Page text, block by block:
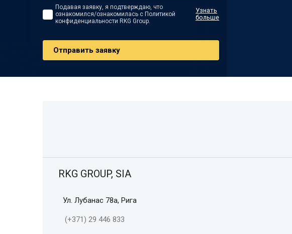
Подавая заявку, я подтверждаю, что
ознакомился/ознакомилась с Политикой
конфиденциальности RKG Group.
Узнать
больше
Oтправить заявку
RKG GROUP, SIA
Ул. Лубанас 78а, Рига
(+371) 29 446 833